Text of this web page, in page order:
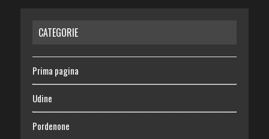
CATEGORIE
Prima pagina
Udine
Pordenone